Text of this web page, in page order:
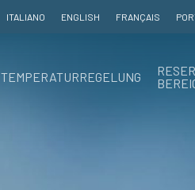
ITALIANO ENGLISH FRANÇAIS
TEMPERATURREGELUNG